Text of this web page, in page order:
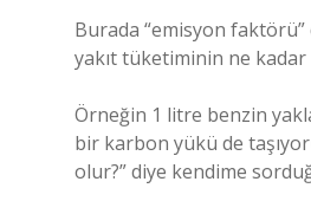
Burada “emisyon
yakıt tüketiminin ne
Örneğin 1 litre benzin
bir karbon yükü de
olur?” diye kendime